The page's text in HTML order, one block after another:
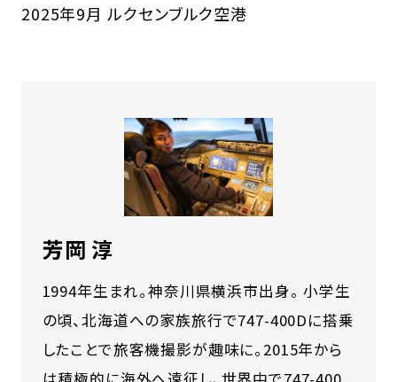
2025年9月 ルクセンブルク空港
芳岡 淳
1994年生まれ。神奈川県横浜市出身。 小学生
の頃、北海道への家族旅行で747-400Dに搭乗
したことで旅客機撮影が趣味に。2015年から